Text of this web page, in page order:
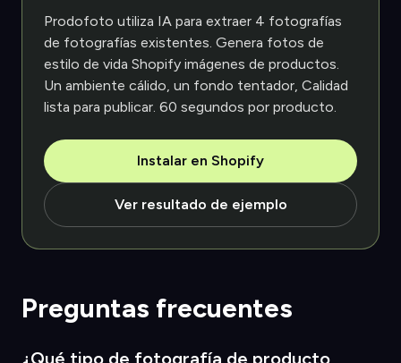
Prodofoto utiliza IA para extraer 4 fotografías
de fotografías existentes. Genera fotos de
estilo de vida Shopify imágenes de productos.
Un ambiente cálido, un fondo tentador, Calidad
lista para publicar. 60 segundos por producto.
Instalar en Shopify
Ver resultado de ejemplo
Preguntas frecuentes